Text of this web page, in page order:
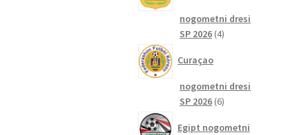
nogometni dresi
SP 2026 44
Curaçao
nogometni dresi
SP 2026 66
Egipt nogometni